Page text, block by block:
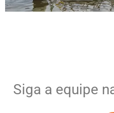
Siga a equipe